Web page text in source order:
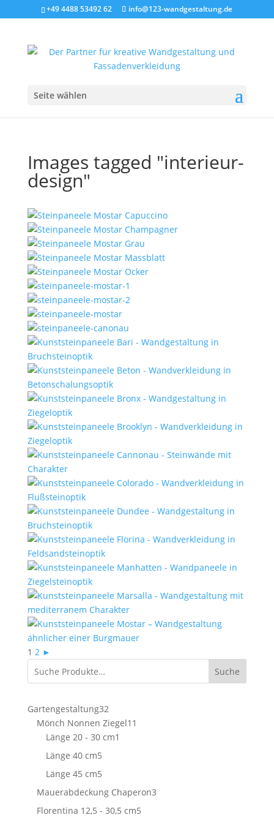
+49 4488 53492 62 info@123-wandgestaltung.de
Seite wählen
Images tagged "interieur-
design"
1 2 ►
Suche
Gartengestaltung3232
Produkte
Mönch Nonnen Ziegel11
Länge 20 - 30 cm1
Länge 40 cm55
Produkte
Länge 45 cm55
Produkte
Mauerabdeckung Chaperon33
Florentina 12,5 - 30,5 cm55